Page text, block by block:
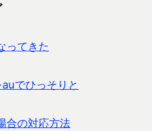
ってきた
でひっそりと
合の対応方法